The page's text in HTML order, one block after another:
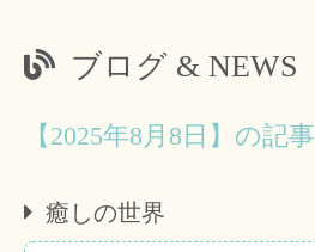
ブログ & NEWS
【2025年8月8日】の記事
癒しの世界